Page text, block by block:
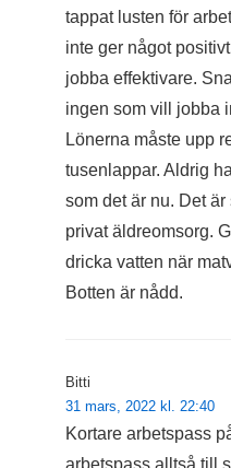
tappat lusten för
inte ger något
jobba effektivare.
ingen som vill jobba
Lönerna måste upp
tusenlappar. Aldrig
som det är nu. Det
privat äldreomsorg.
dricka vatten när
Botten är nådd.
Bitti
31 mars, 2022 kl. 22:40
Kortare arbetspass